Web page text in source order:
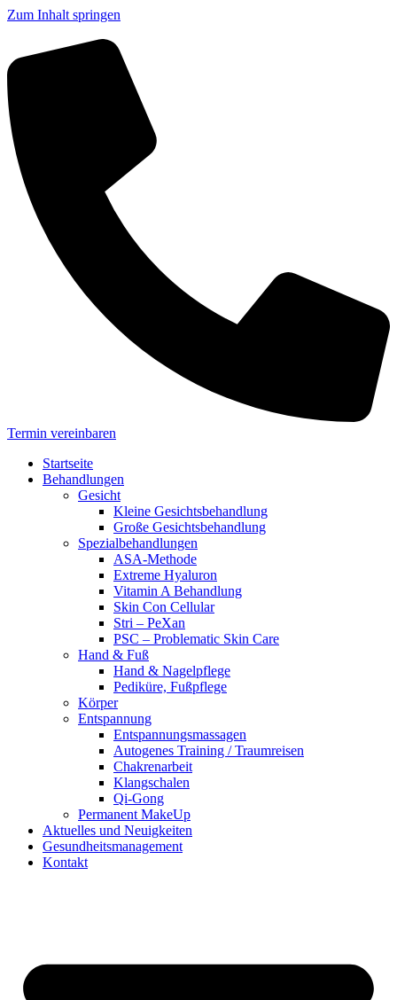
Zum Inhalt springen
Termin vereinbaren
Startseite
Behandlungen
Gesicht
Kleine Gesichtsbehandlung
Große Gesichtsbehandlung
Spezialbehandlungen
ASA-Methode
Extreme Hyaluron
Vitamin A Behandlung
Skin Con Cellular
Stri – PeXan
PSC – Problematic Skin Care
Hand & Fuß
Hand & Nagelpflege
Pediküre, Fußpflege
Körper
Entspannung
Entspannungsmassagen
Autogenes Training / Traumreisen
Chakrenarbeit
Klangschalen
Qi-Gong
Permanent MakeUp
Aktuelles und Neuigkeiten
Gesundheitsmanagement
Kontakt